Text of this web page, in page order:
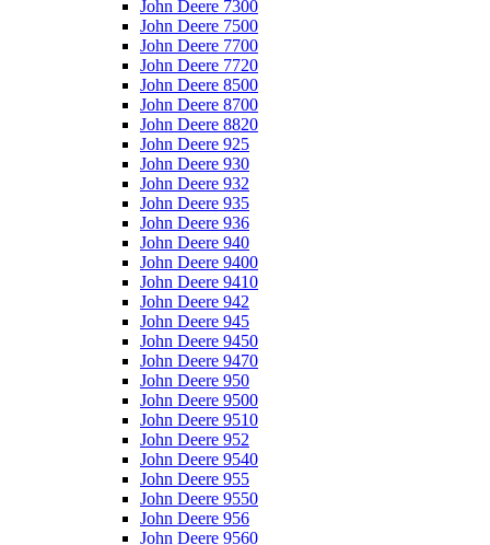
John Deere 7300
John Deere 7500
John Deere 7700
John Deere 7720
John Deere 8500
John Deere 8700
John Deere 8820
John Deere 925
John Deere 930
John Deere 932
John Deere 935
John Deere 936
John Deere 940
John Deere 9400
John Deere 9410
John Deere 942
John Deere 945
John Deere 9450
John Deere 9470
John Deere 950
John Deere 9500
John Deere 9510
John Deere 952
John Deere 9540
John Deere 955
John Deere 9550
John Deere 956
John Deere 9560